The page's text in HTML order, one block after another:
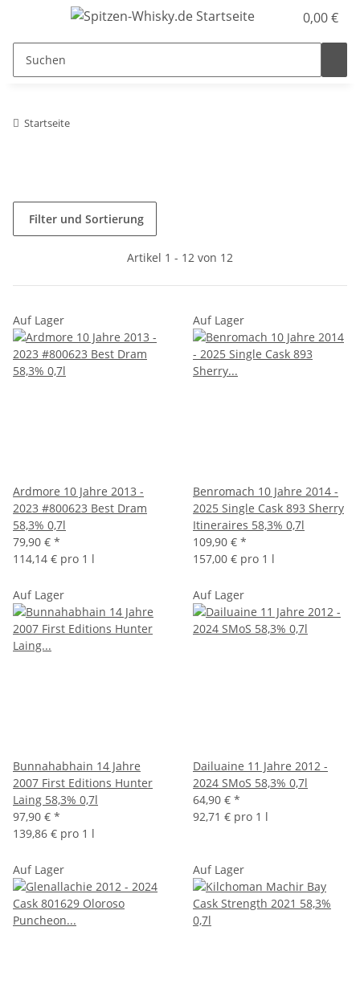
0,00 €
Startseite
Filter und Sortierung
Artikel 1 - 12 von 12
Auf Lager
Ardmore 10 Jahre 2013 -
2023 #800623 Best Dram
58,3% 0,7l
79,90 € *
114,14 € pro 1 l
Auf Lager
Benromach 10 Jahre 2014 -
2025 Single Cask 893 Sherry
Itineraires 58,3% 0,7l
109,90 € *
157,00 € pro 1 l
Auf Lager
Bunnahabhain 14 Jahre
2007 First Editions Hunter
Laing 58,3% 0,7l
97,90 € *
139,86 € pro 1 l
Auf Lager
Dailuaine 11 Jahre 2012 -
2024 SMoS 58,3% 0,7l
64,90 € *
92,71 € pro 1 l
Auf Lager Auf Lager